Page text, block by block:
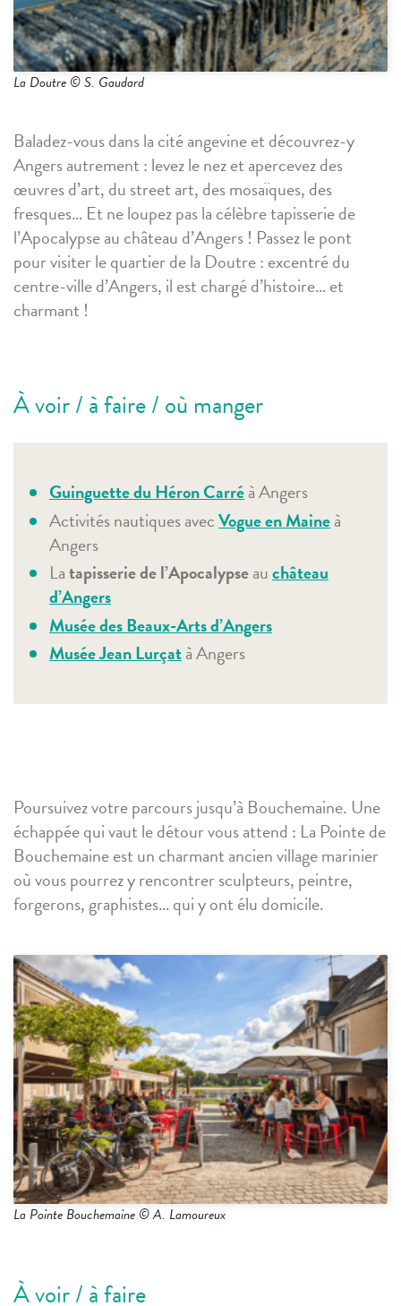
La Doutre © S. Gaudard
Baladez-vousdans la cité angevineet découvrez-y
Angers autrement : levezle nez et apercevez des
œuvres d’art, du street art, des mosaïques, des
fresques… Et ne loupez pasla célèbre tapisserie de
l’Apocalypse au château d’Angers ! Passez le pont
pour visiter le quartier de la Doutre: excentré du
centre-ville d’Angers, il est chargé d’histoire… et
charmant !
À voir / à faire / où manger
Guinguette du Héron Carréà Angers
Activités nautiques avecVogue en Maineà
Angers
Latapisserie de l’Apocalypseauchâteau
d’Angers
Musée des Beaux-Arts d’Angers
Musée Jean Lurçatà Angers
Poursuivez votre parcours jusqu’à Bouchemaine. Une
échappéequi vaut le détour vous attend : La Pointe de
Bouchemaine est un charmant ancien villagemarinier
où vous pourrezyrencontrer sculpteurs, peintre,
forgerons, graphistes… qui y ont élu domicile.
La Pointe Bouchemaine © A. Lamoureux
À voir / à faire